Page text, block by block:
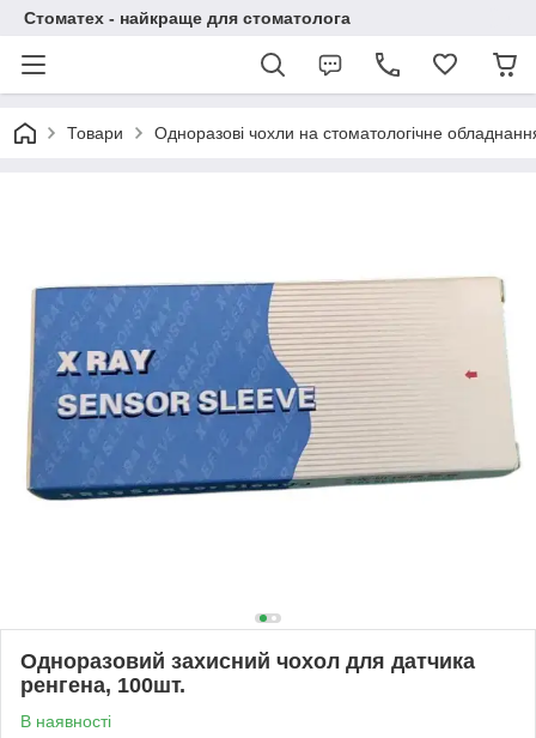
Стоматех - найкраще для стоматолога
Товари Одноразові чохли на стоматологічне
Одноразовий захисний чохол для датчика
ренгена, 100шт.
В наявності